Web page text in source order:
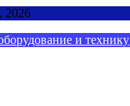
2026
и технику